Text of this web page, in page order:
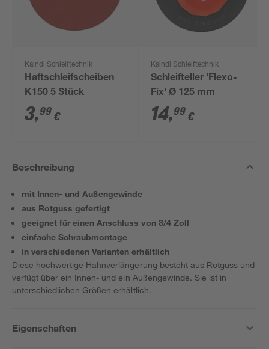
Kaindl Schleiftechnik
Haftschleifscheiben
K150 5 Stück
3,99 €
Kaindl Schleiftechnik
Schleifteller 'Flexo-
Fix' Ø 125 mm
14,99 €
Beschreibung
mit Innen- und Außengewinde
aus Rotguss gefertigt
geeignet für einen Anschluss von 3/4 Zoll
einfache Schraubmontage
in verschiedenen Varianten erhältlich
Diese hochwertige Hahnverlängerung besteht aus Rotguss und
verfügt über ein Innen- und ein Außengewinde. Sie ist in
unterschiedlichen Größen erhältlich.
Eigenschaften